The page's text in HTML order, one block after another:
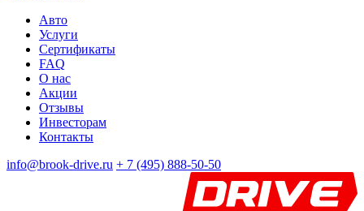
Авто
Услуги
Сертификаты
FAQ
О нас
Акции
Отзывы
Инвесторам
Контакты
info@brook-drive.ru + 7 (495) 888-50-50